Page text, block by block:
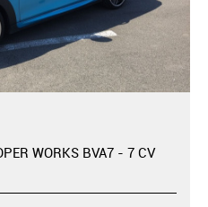
WORKS BVA7 - 7 CV